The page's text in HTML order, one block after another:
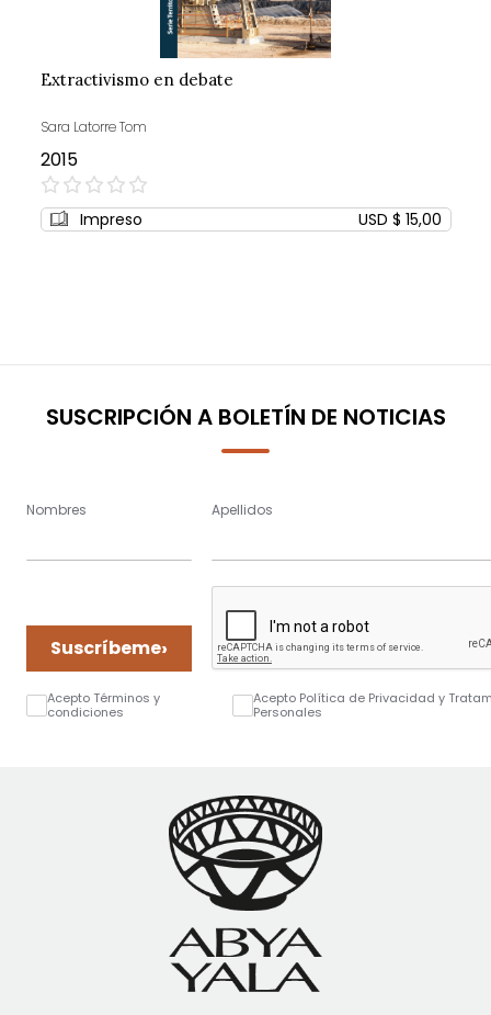
Extractivismo en debate
Sara Latorre Tom
2015
0%
Impreso USD $ 15,00
SUSCRIPCIÓN A BOLETÍN DE NOTICIAS
Nombres Apellidos
Suscríbeme›
Acepto Términos y
condiciones
Acepto Política de Privacidad y
Personales